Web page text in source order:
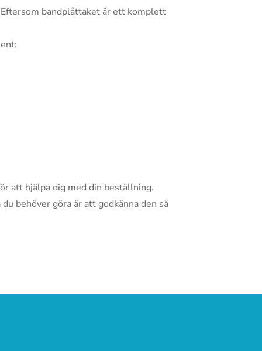
bandplåttaket är ett komplett
att hjälpa dig med din beställning.
behöver göra är att godkänna den så